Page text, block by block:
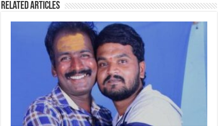
Related Articles